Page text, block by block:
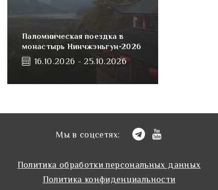
Паломническая поездка в
монастырь Нинчжэньгун-2026
16.10.2026 - 25.10.2026
Мы в соцсетях:
Политика обработки персональных данных
Политика конфиденциальности